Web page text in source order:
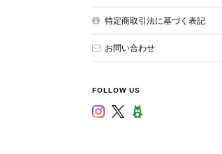
特定商取引法に基づく表記
お問い合わせ
FOLLOW US